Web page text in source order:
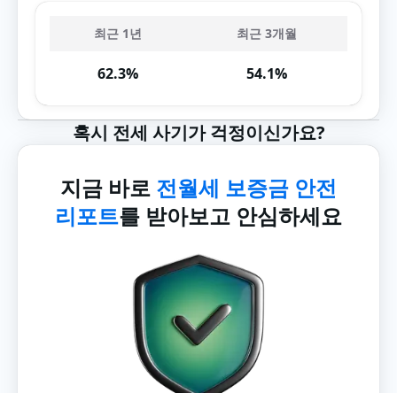
최근 1년 최근 3개월
62.3% 54.1%
혹시 전세 사기가 걱정이신가요?
지금 바로 전월세 보증금 안전
리포트를 받아보고 안심하세요